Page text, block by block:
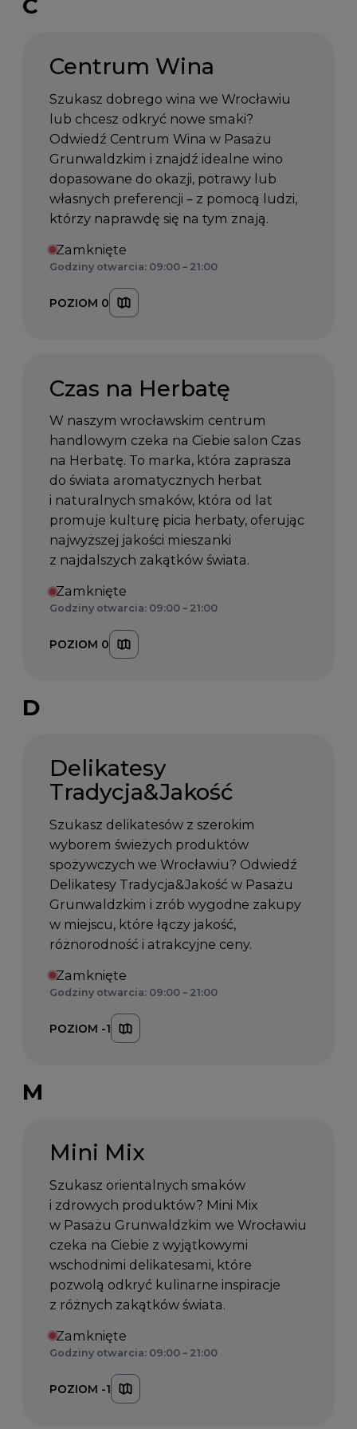
C
Centrum Wina
Szukasz dobrego wina we Wrocławiu
lub chcesz odkryć nowe smaki?
Odwiedź Centrum Wina w Pasażu
Grunwaldzkim i znajdź idealne wino
dopasowane do okazji, potrawy lub
własnych preferencji – z pomocą ludzi,
którzy naprawdę się na tym znają.
Zamknięte
Godziny otwarcia: 09:00 – 21:00
POZIOM 0
Czas na Herbatę
W naszym wrocławskim centrum
handlowym czeka na Ciebie salon Czas
na Herbatę. To marka, która zaprasza
do świata aromatycznych herbat
i naturalnych smaków, która od lat
promuje kulturę picia herbaty, oferując
najwyższej jakości mieszanki
z najdalszych zakątków świata.
Zamknięte
Godziny otwarcia: 09:00 – 21:00
POZIOM 0
D
Delikatesy
Tradycja&Jakość
Szukasz delikatesów z szerokim
wyborem świeżych produktów
spożywczych we Wrocławiu? Odwiedź
Delikatesy Tradycja&Jakość w Pasażu
Grunwaldzkim i zrób wygodne zakupy
w miejscu, które łączy jakość,
różnorodność i atrakcyjne ceny.
Zamknięte
Godziny otwarcia: 09:00 – 21:00
POZIOM -1
M
Mini Mix
Szukasz orientalnych smaków
i zdrowych produktów? Mini Mix
w Pasażu Grunwaldzkim we Wrocławiu
czeka na Ciebie z wyjątkowymi
wschodnimi delikatesami, które
pozwolą odkryć kulinarne inspiracje
z różnych zakątków świata.
Zamknięte
Godziny otwarcia: 09:00 – 21:00
POZIOM -1